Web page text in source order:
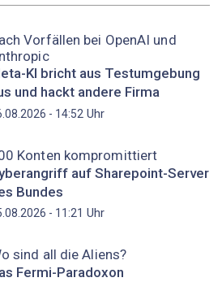
Vorfällen bei OpenAI und
KI bricht aus Testumgebung
und hackt andere Firma
- 14:52Uhr
Konten kompromittiert
auf Sharepoint-Server
Bundes
- 11:21 Uhr
sind all die Aliens?
Fermi-Paradoxon